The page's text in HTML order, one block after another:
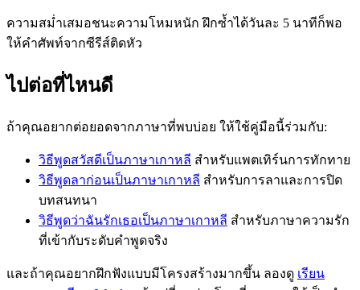
ความสม่ำเสมอชนะความโหมหนัก ฝึกซ้ำได้วันละ 5 นาทีก็พอ
ให้คำศัพท์จากซีรีส์ติดหัว
ไปต่อที่ไหนดี
ถ้าคุณอยากต่อยอดจากภาษาที่พบบ่อย ให้ใช้คู่มือนี้ร่วมกับ:
วิธีพูดสวัสดีเป็นภาษาเกาหลี สำหรับแพตเทิร์นการทักทาย
วิธีพูดลาก่อนเป็นภาษาเกาหลี สำหรับการลาและการปิด
บทสนทนา
วิธีพูดว่าฉันรักเธอเป็นภาษาเกาหลี สำหรับภาษาความรัก
ที่เข้ากับระดับคำพูดจริง
และถ้าคุณอยากฝึกฟังแบบมีโครงสร้างมากขึ้น ลองดู เรียน